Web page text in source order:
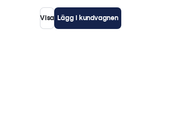
Visa Lägg i kundvagnen